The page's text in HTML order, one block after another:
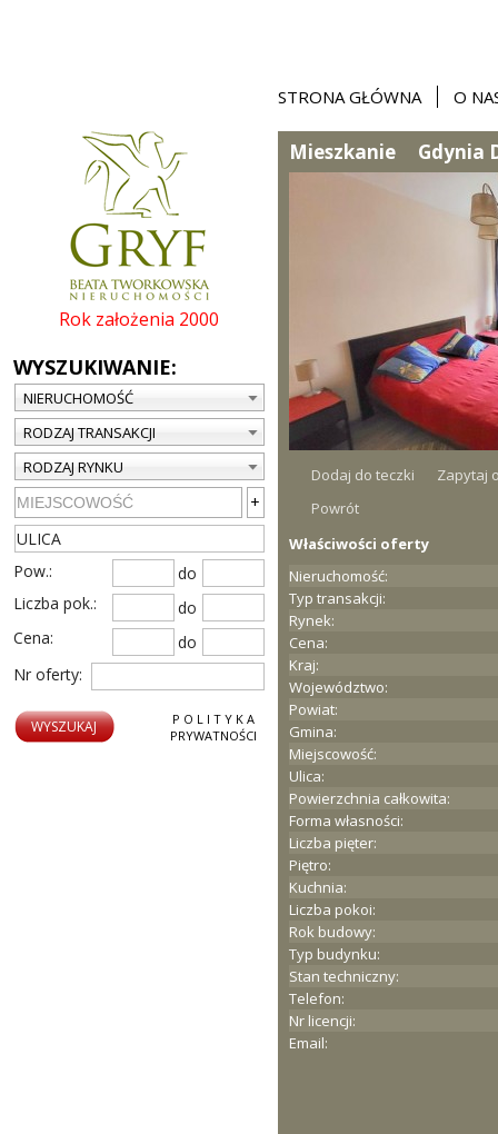
STRONA GŁÓWNA O
Rok założenia 2000
WYSZUKIWANIE:
NIERUCHOMOŚĆ
RODZAJ TRANSAKCJI
RODZAJ RYNKU
+
Pow.:
do
Liczba pok.:
do
Cena:
do
Nr oferty:
P O L I T Y K A
PRYWATNOŚCI
Mieszkanie Gdynia
Dodaj do teczki
Zapytaj
Powrót
Właściwości oferty
Nieruchomość:
Typ transakcji:
Rynek:
Cena:
Kraj:
Województwo:
Powiat:
Gmina:
Miejscowość:
Ulica:
Powierzchnia całkowita:
Forma własności:
Liczba pięter:
Piętro:
Kuchnia:
Liczba pokoi:
Rok budowy:
Typ budynku:
Stan techniczny:
Telefon:
Nr licencji:
Email: